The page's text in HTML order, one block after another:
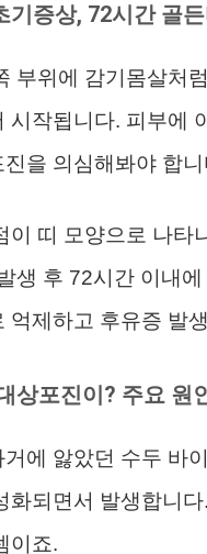
기증상, 72시간 골
부위에 감기몸살처
시작됩니다. 피부에
을 의심해봐야 합니
이 띠 모양으로 나타
생 후 72시간 이내
억제하고 후유증 발
상포진이? 주요 원
에 앓았던 수두 바
화되면서 발생합니
이죠.